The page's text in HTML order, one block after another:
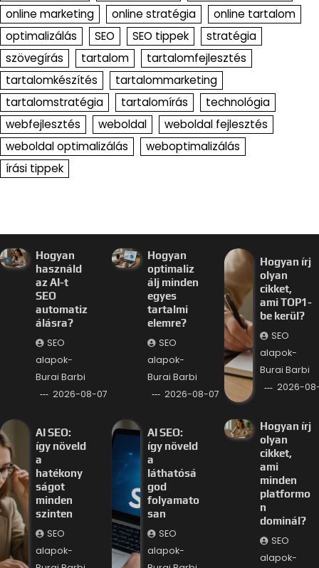
online marketing
online stratégia
online tartalom
optimalizálás
SEO SEO tippek
stratégia
szövegírás
tartalom
tartalomfejlesztés
tartalomkészítés
tartalommarketing
tartalomstratégia
tartalomírás
technológia
webfejlesztés
weboldal
weboldal fejlesztés
weboldal optimalizálás
weboptimalizálás
írási tippek
Hogyan
használd
az AI-t
SEO
automatiz
álásra?
SEO
alapok-
Burai Barbi
2026-08-07
Hogyan
optimaliz
álj minden
egyes
tartalmi
elemre?
SEO
alapok-
Burai Barbi
2026-08-07
Hogyan írj
olyan
cikket,
ami TOP1-
be kerül?
SEO
alapok-
Burai Barbi
2026-
AI SEO:
így növeld
a
hatékony
ságot
minden
szinten
SEO
alapok-
AI SEO:
így növeld
a
láthatósá
god
folyamato
san
SEO
alapok-
Hogyan írj
olyan
cikket,
ami
minden
platformo
n
dominál?
SEO
alapok-